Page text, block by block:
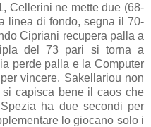
Cellerini ne mette due (68-
linea di fondo, segna il 70-
Cipriani recupera palla a
del 73 pari si torna a
perde palla e la Computer
vincere. Sakellariou non
capisca bene il caos che
ha due secondi per
lo giocano solo i